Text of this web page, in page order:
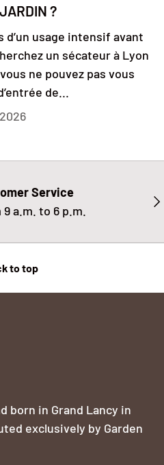
?
d’un usage intensif avant
un sécateur à Lyon
ne pouvez pas vous
de...
Service
a.m. to 6 p.m.
to top
born in Grand Lancy in
exclusively by Garden